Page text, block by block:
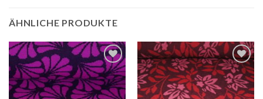
ÄHNLICHE PRODUKTE
Auf die
Wunschliste
Auf die
Wunschliste